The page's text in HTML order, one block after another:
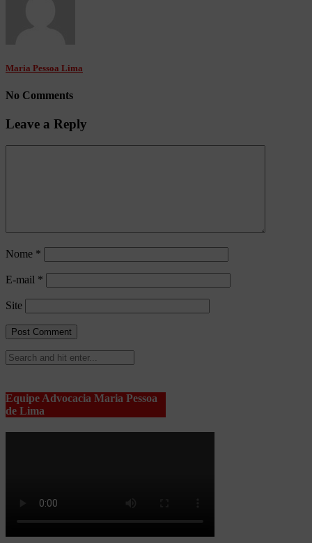
Maria Pessoa Lima
No Comments
Leave a Reply
Nome *
E-mail *
Site
Equipe Advocacia Maria Pessoa
de Lima